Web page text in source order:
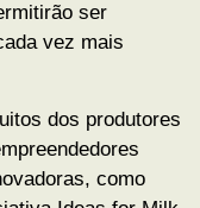
ser
vez mais
dos produtores
como